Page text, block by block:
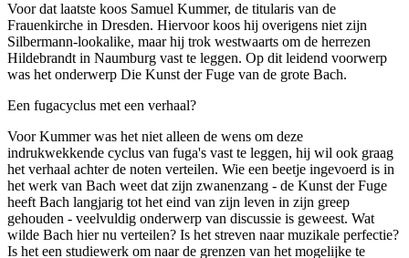
Voor dat laatste koos Samuel Kummer, de titularis van de
Frauenkirche in Dresden. Hiervoor koos hij overigens niet zijn
Silbermann-lookalike, maar hij trok westwaarts om de herrezen
Hildebrandt in Naumburg vast te leggen. Op dit leidend voorwerp
was het onderwerp Die Kunst der Fuge van de grote Bach.
Een fugacyclus met een verhaal?
Voor Kummer was het niet alleen de wens om deze
indrukwekkende cyclus van fuga's vast te leggen, hij wil ook graag
het verhaal achter de noten verteilen. Wie een beetje ingevoerd is in
het werk van Bach weet dat zijn zwanenzang - de Kunst der Fuge
heeft Bach langjarig tot het eind van zijn leven in zijn greep
gehouden - veelvuldig onderwerp van discussie is geweest. Wat
wilde Bach hier nu verteilen? Is het streven naar muzikale perfectie?
Is het een studiewerk om naar de grenzen van het mogelijke te